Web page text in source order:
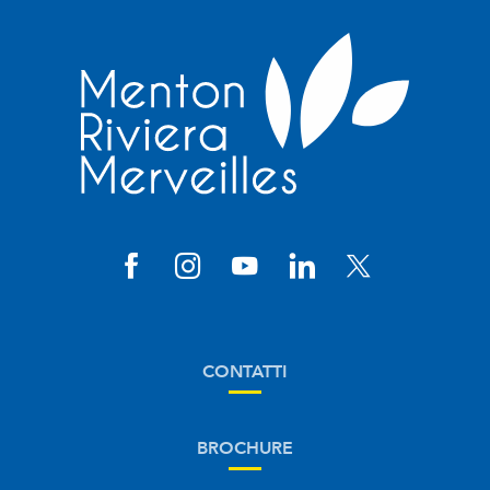
CONTATTI
BROCHURE